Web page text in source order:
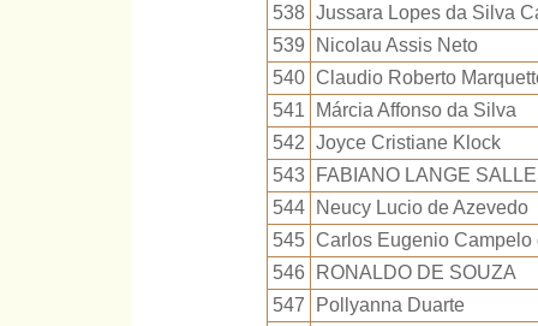
538 Jussara Lopes da Silva
539
Nicolau Assis Neto
540 Claudio Roberto
541
Márcia Affonso da Silva
542 Joyce Cristiane Klock
543
FABIANO LANGE
544
Neucy Lucio de Azevedo
545 Carlos Eugenio Campelo
546
RONALDO DE SOUZA
547
Pollyanna Duarte